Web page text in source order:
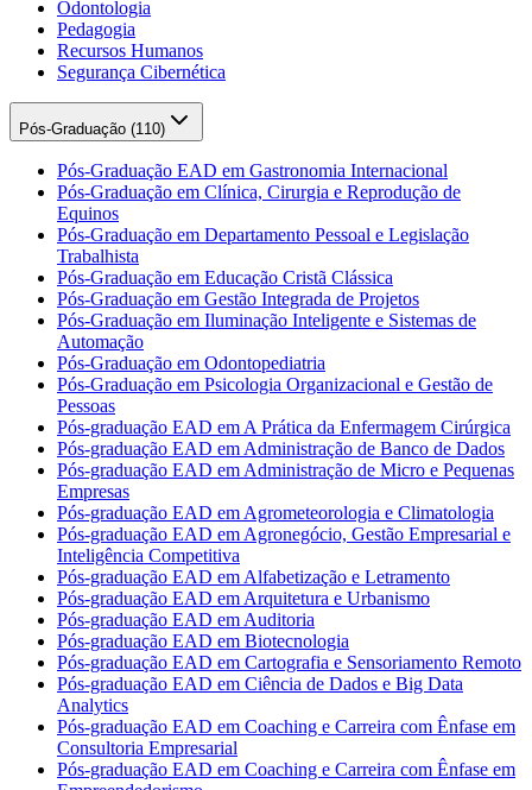
Odontologia
Pedagogia
Recursos Humanos
Segurança Cibernética
Pós-Graduação (110)
Pós-Graduação EAD em Gastronomia Internacional
Pós-Graduação em Clínica, Cirurgia e Reprodução de
Equinos
Pós-Graduação em Departamento Pessoal e Legislação
Trabalhista
Pós-Graduação em Educação Cristã Clássica
Pós-Graduação em Gestão Integrada de Projetos
Pós-Graduação em Iluminação Inteligente e Sistemas de
Automação
Pós-Graduação em Odontopediatria
Pós-Graduação em Psicologia Organizacional e Gestão de
Pessoas
Pós-graduação EAD em A Prática da Enfermagem Cirúrgica
Pós-graduação EAD em Administração de Banco de Dados
Pós-graduação EAD em Administração de Micro e Pequenas
Empresas
Pós-graduação EAD em Agrometeorologia e Climatologia
Pós-graduação EAD em Agronegócio, Gestão Empresarial e
Inteligência Competitiva
Pós-graduação EAD em Alfabetização e Letramento
Pós-graduação EAD em Arquitetura e Urbanismo
Pós-graduação EAD em Auditoria
Pós-graduação EAD em Biotecnologia
Pós-graduação EAD em Cartografia e Sensoriamento Remoto
Pós-graduação EAD em Ciência de Dados e Big Data
Analytics
Pós-graduação EAD em Coaching e Carreira com Ênfase em
Consultoria Empresarial
Pós-graduação EAD em Coaching e Carreira com Ênfase em